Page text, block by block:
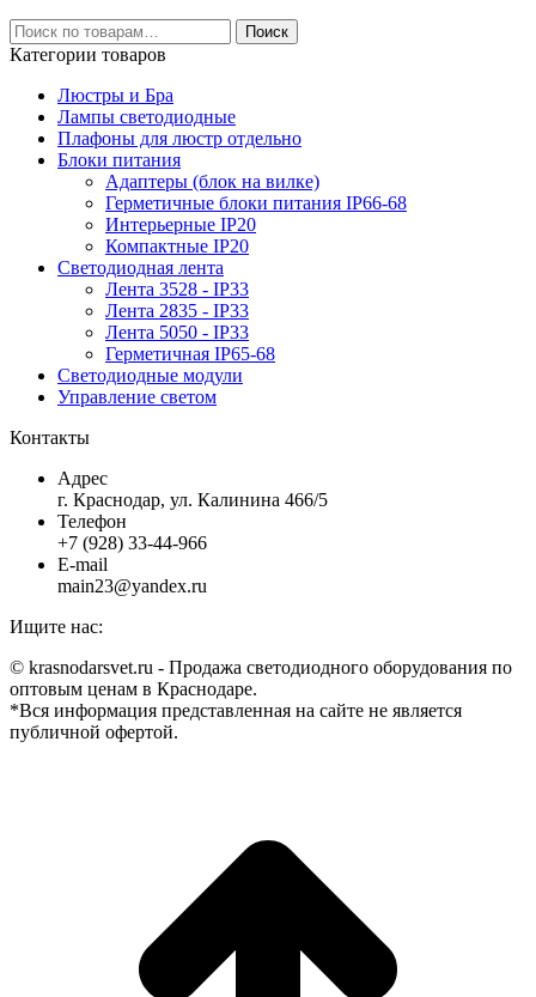
Искать:
Поиск
Категории товаров
Люстры и Бра
Лампы светодиодные
Плафоны для люстр отдельно
Блоки питания
Адаптеры (блок на вилке)
Герметичные блоки питания IP66-68
Интерьерные IP20
Компактные IP20
Светодиодная лента
Лента 3528 - IP33
Лента 2835 - IP33
Лента 5050 - IP33
Герметичная IP65-68
Светодиодные модули
Управление светом
Контакты
Адрес
г. Краснодар, ул. Калинина 466/5
Телефон
+7 (928) 33-44-966
E-mail
main23@yandex.ru
Ищите нас:
Страница
Facebook
открывается
в
Страница
Twitter
открывается
в
Страница
Instagram
открывается
в
Страница
Вконтакте
открывается
в
© krasnodarsvet.ru - Продажа светодиодного оборудования по
оптовым ценам в Краснодаре.
*Вся информация представленная на сайте не является
публичной офертой.